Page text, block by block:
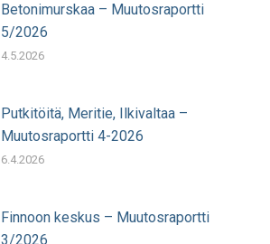
Betonimurskaa – Muutosraportti
5/2026
4.5.2026
Putkitöitä, Meritie, Ilkivaltaa –
Muutosraportti 4-2026
6.4.2026
Finnoon keskus – Muutosraportti
3/2026